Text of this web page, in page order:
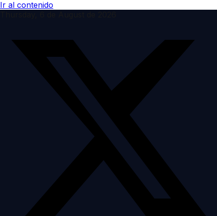
Ir al contenido